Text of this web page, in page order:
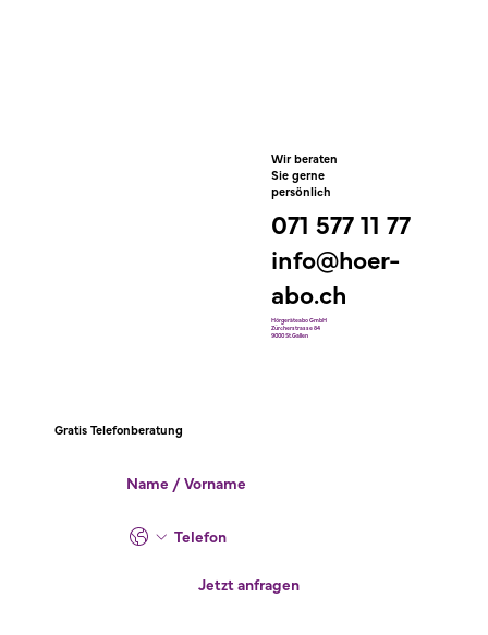
Wir beraten
Sie gerne
persönlich
071 577 11 77
info@hoer-
abo.ch
Hörgeräteabo GmbH
Zürcherstrasse 84
9000 St.Gallen
Gratis Telefonberatung
Jetzt anfragen